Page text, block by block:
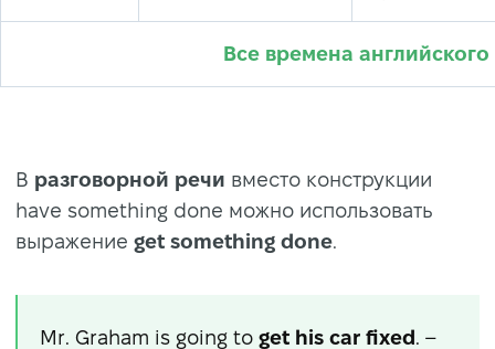
Все времена английского
В разговорной речи вместо конструкции
have something done можно использовать
выражение get something done.
Mr. Graham is going to get his car fixed. –